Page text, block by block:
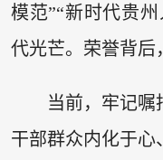
模范”“新时代贵
代光芒。荣誉背后
当前，牢记嘱
干部群众内化于